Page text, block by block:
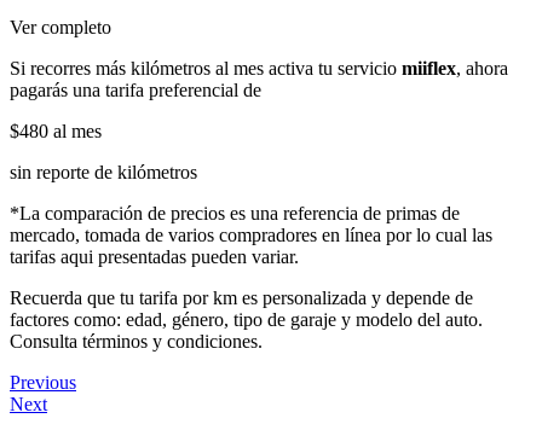
Ver completo
Si recorres más kilómetros al mes activa tu servicio miiflex, ahora
pagarás una tarifa preferencial de
$480 al mes
sin reporte de kilómetros
*La comparación de precios es una referencia de primas de
mercado, tomada de varios compradores en línea por lo cual las
tarifas aqui presentadas pueden variar.
Recuerda que tu tarifa por km es personalizada y depende de
factores como: edad, género, tipo de garaje y modelo del auto.
Consulta términos y condiciones.
Previous
Next